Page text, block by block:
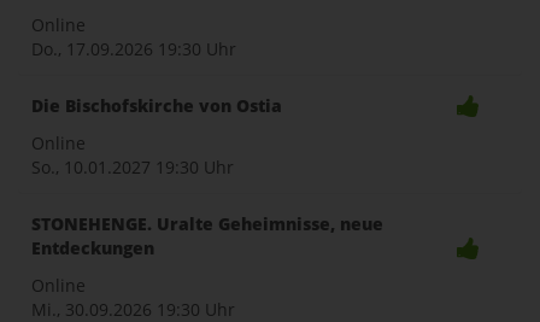
Online
Do., 17.09.2026 19:30 Uhr
Die Bischofskirche von Ostia
Online
So., 10.01.2027 19:30 Uhr
STONEHENGE. Uralte Geheimnisse, neue
Entdeckungen
Online
Mi., 30.09.2026 19:30 Uhr